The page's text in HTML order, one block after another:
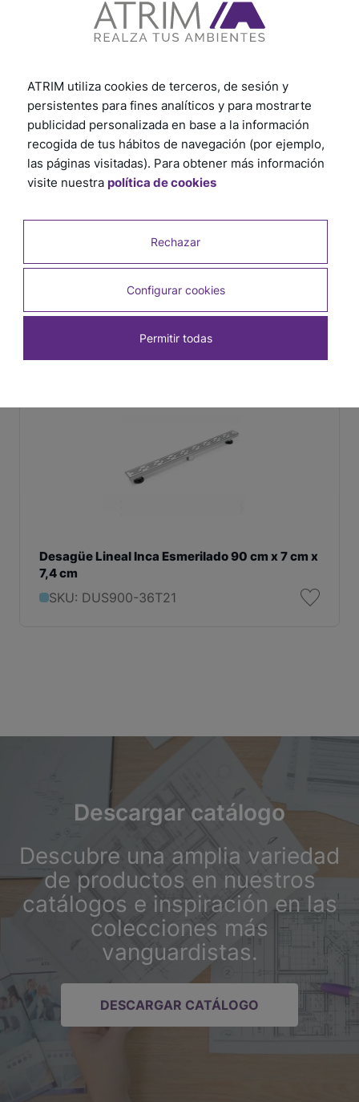
Ver otros tutoriales
Desagüe Lineal Inca Esmerilado 90 cm x 7 cm x
7,4 cm
SKU: DUS900-36T21
Descargar catálogo
Descubre una amplia variedad
de productos en nuestros
catálogos e inspiración en las
colecciones más
vanguardistas.
DESCARGAR CATÁLOGO
ATRIM utiliza cookies de terceros, de sesión y
persistentes para fines analíticos y para mostrarte
publicidad personalizada en base a la información
recogida de tus hábitos de navegación (por ejemplo,
las páginas visitadas). Para obtener más información
visite nuestra política de cookies
Rechazar
Configurar cookies
Permitir todas